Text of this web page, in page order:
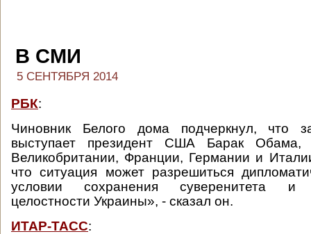
В СМИ
5 СЕНТЯБРЯ 2014
РБК:
Чиновник Белого дома подчеркнул, что
выступает президент США Барак
Великобритании, Франции, Германии и
что ситуация может разрешиться
условии сохранения суверенитета и
целостности Украины», - сказал он.
ИТАР-ТАСС: